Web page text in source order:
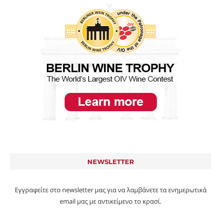
NEWSLETTER
Εγγραφείτε στο newsletter μας για να λαμβάνετε τα ενημερωτικά
email μας με αντικείμενο το κρασί.